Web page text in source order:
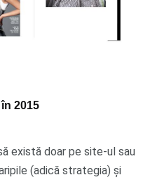
2015
există doar pe site-ul sau
(adică strategia) și